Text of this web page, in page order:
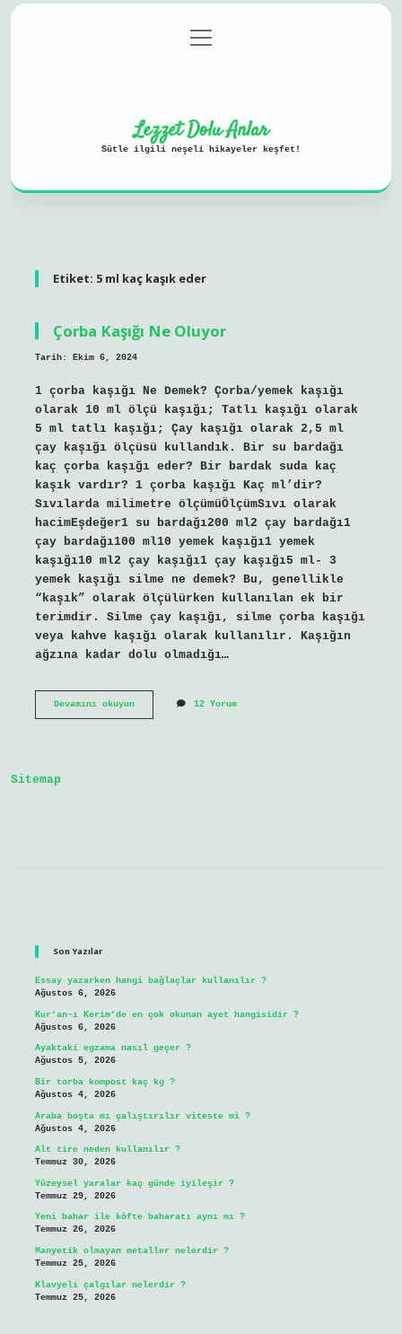
Gizlilik Politikası
menüyü
aç
Lezzet Dolu Anlar
Sütle ilgili neşeli hikayeler keşfet!
Etiket: 5 ml kaç kaşık eder
Çorba Kaşığı Ne Oluyor
Tarih: Ekim 6, 2024
1 çorba kaşığı Ne Demek? Çorba/yemek kaşığı
olarak 10 ml ölçü kaşığı; Tatlı kaşığı olarak
5 ml tatlı kaşığı; Çay kaşığı olarak 2,5 ml
çay kaşığı ölçüsü kullandık. Bir su bardağı
kaç çorba kaşığı eder? Bir bardak suda kaç
kaşık vardır? 1 çorba kaşığı Kaç ml’dir?
Sıvılarda milimetre ölçümüÖlçümSıvı olarak
hacimEşdeğer1 su bardağı200 ml2 çay bardağı1
çay bardağı100 ml10 yemek kaşığı1 yemek
kaşığı10 ml2 çay kaşığı1 çay kaşığı5 ml- 3
yemek kaşığı silme ne demek? Bu, genellikle
“kaşık” olarak ölçülürken kullanılan ek bir
terimdir. Silme çay kaşığı, silme çorba kaşığı
veya kahve kaşığı olarak kullanılır. Kaşığın
ağzına kadar dolu olmadığı…
Devamını okuyunÇorba
12 Yorum
Sitemap
Son Yazılar
Essay yazarken hangi bağlaçlar kullanılır ?
Ağustos 6, 2026
Kur’an-ı Kerim’de en çok okunan ayet hangisidir ?
Ağustos 6, 2026
Ayaktaki egzama nasıl geçer ?
Ağustos 5, 2026
Bir torba kompost kaç kg ?
Ağustos 4, 2026
Araba boşta mı çalıştırılır viteste mi ?
Ağustos 4, 2026
Alt tire neden kullanılır ?
Temmuz 30, 2026
Yüzeysel yaralar kaç günde iyileşir ?
Temmuz 29, 2026
Yeni bahar ile köfte baharatı aynı mı ?
Temmuz 26, 2026
Manyetik olmayan metaller nelerdir ?
Temmuz 25, 2026
Klavyeli çalgılar nelerdir ?
Temmuz 25, 2026